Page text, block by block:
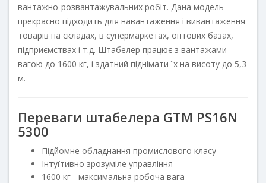
вантажно-розвантажувальних робіт. Дана модель
прекрасно підходить для навантаження і вивантаження
товарів на складах, в супермаркетах, оптових базах,
підприємствах і т.д. Штабелер працює з вантажами
вагою до 1600 кг, і здатний піднімати їх на висоту до 5,3
м.
Переваги штабелера GTM PS16N
5300
Підйомне обладнання промислового класу
Інтуїтивно зрозуміле управління
1600 кг - максимальна робоча вага